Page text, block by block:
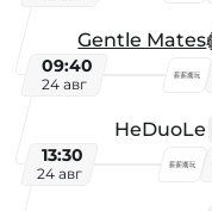
Gentle Mates
09:40
24 авг
HeDuoLe
13:30
24 авг